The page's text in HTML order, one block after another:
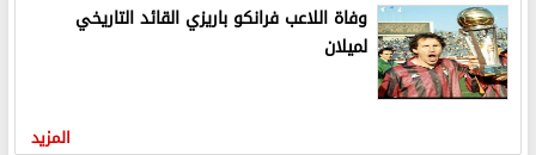
وفاة اللاعب فرانكو باريزي القائد التاريخي
لميلان
المزيد